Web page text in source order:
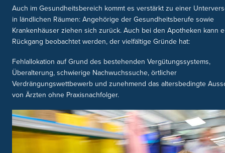
Auch im Gesundheitsbereich kommt es verstärkt zu einer
in ländlichen Räumen: Angehörige der Gesundheitsberufe sowie
Krankenhäuser ziehen sich zurück. Auch bei den Apotheken kann
Rückgang beobachtet werden, der vielfältige Gründe hat:
Fehlallokation auf Grund des bestehenden Vergütungssystems,
Überalterung, schwierige Nachwuchssuche, örtlicher
Verdrängungswettbewerb und zunehmend das altersbedingte
von Ärzten ohne Praxisnachfolger.